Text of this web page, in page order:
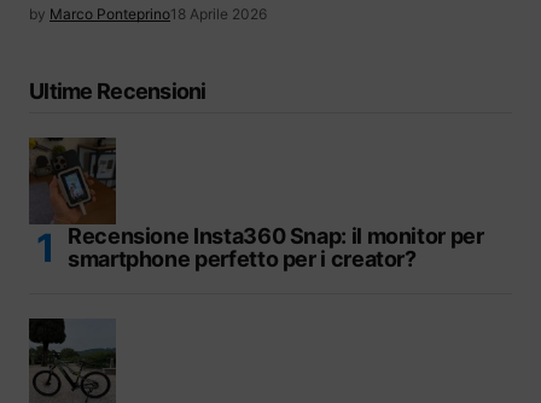
by Marco Ponteprino18 Aprile 2026
Ultime Recensioni
Recensione Insta360 Snap: il monitor per
smartphone perfetto per i creator?